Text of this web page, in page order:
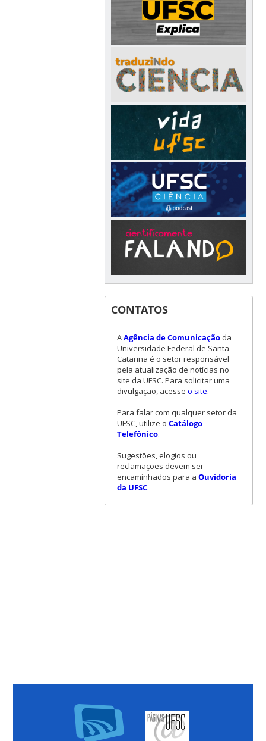
CONTATOS
AAgência de Comunicaçãoda
Universidade Federal de Santa
Catarina é o setor responsável
pela atualização de notícias no
site da UFSC. Para solicitar uma
divulgação, acesse o site.
Para falar com qualquer setor da
UFSC, utilize o Catálogo
Telefônico.
Sugestões, elogios ou
reclamações devem ser
encaminhados para a Ouvidoria
da UFSC.